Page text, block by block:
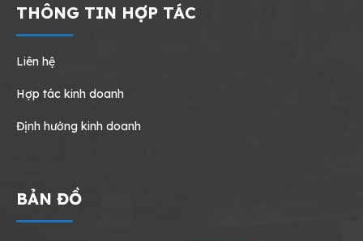
THÔNG TIN HỢP TÁC
Liên hệ
Hợp tác kinh doanh
Định hướng kinh doanh
BẢN ĐỒ